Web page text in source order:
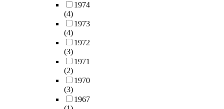
1974
(4)
1973
(4)
1972
(3)
1971
(2)
1970
(3)
1967